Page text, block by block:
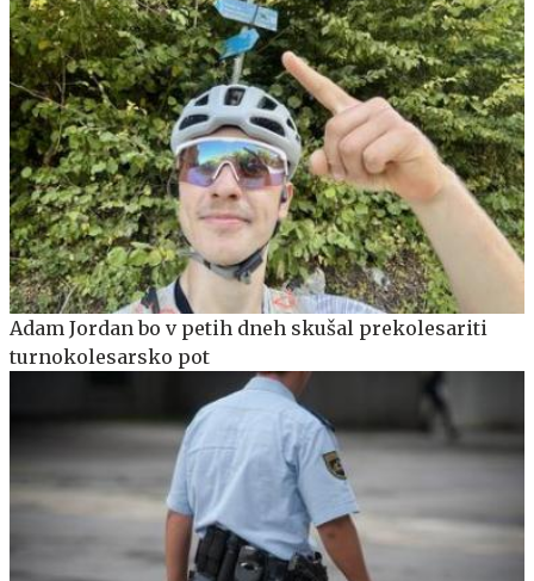
Adam Jordan bo v petih dneh skušal prekolesariti
turnokolesarsko pot